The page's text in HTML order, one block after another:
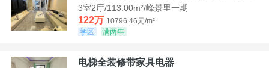
3室2厅/113.00m²/峰景里一期
122万 10796.46元/m²
学区
满两年
电梯全装修带家具电器